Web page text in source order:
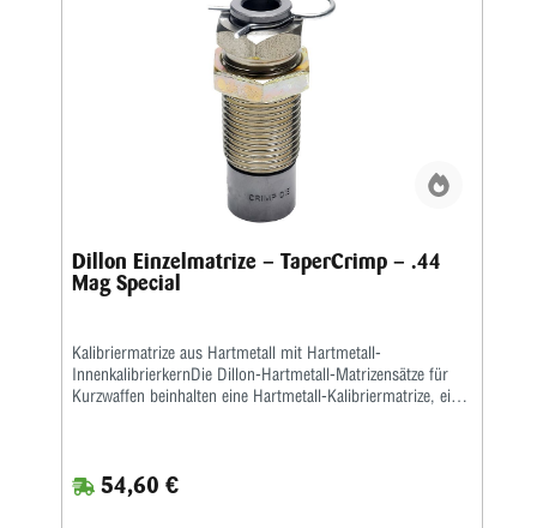
Dillon Einzelmatrize – TaperCrimp – .44
Mag Special
Kalibriermatrize aus Hartmetall mit Hartmetall-
InnenkalibrierkernDie Dillon-Hartmetall-Matrizensätze für
Kurzwaffen beinhalten eine Hartmetall-Kalibriermatrize, eine
dem Pulverfüllen in einem Arbeitsgang geschieht.Sollten Sie
Dillon-Matrizensätze in einer Einstationen-Presse benutzen,
54,60 €